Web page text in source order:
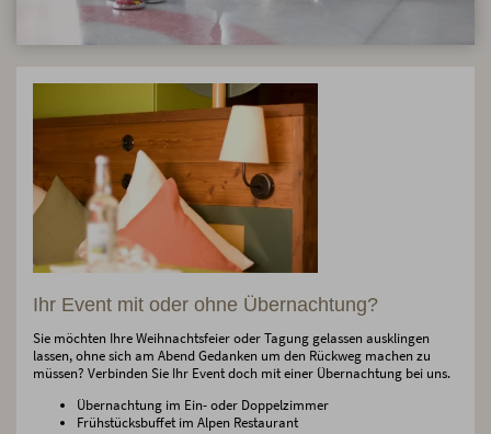
Ihr Event mit oder ohne Übernachtung?
Sie möchten Ihre Weihnachtsfeier oder Tagung gelassen ausklingen
lassen, ohne sich am Abend Gedanken um den Rückweg machen zu
müssen? Verbinden Sie Ihr Event doch mit einer Übernachtung bei uns.
Übernachtung im Ein- oder Doppelzimmer
Frühstücksbuffet im Alpen Restaurant